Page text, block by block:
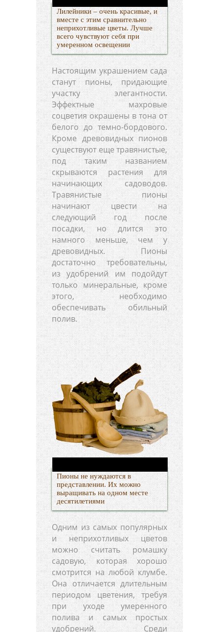
Лилейники – очень красивые, и
вместе с этим сравнительно
неприхотливые цветы. Лучше
всего чувствуют себя при
умеренном освещении
Настоящим украшением сада
станут пионы, придающие
участку элегантности.
Эффектные махровые
соцветия окрашены в тона от
белого до темно-бордового.
Кроме древовидных пионов
существуют еще травянистые,
под таким названием
скрываются растения для
начинающих садоводов.
Травянистые пионы
начинают цвести на
следующий год после
посадки, но длится это
намного меньше, чем у
древовидных. Пионы
достаточно требовательны,
из удобрений им подойдут
только минеральные, кроме
этого, необходимо
обеспечивать обильный
полив.
Пионы не нуждаются в
представлении. Их можно
выращивать на одном месте
десятилетиями
Одним из самых популярных
и неприхотливых цветов
можно считать ромашку
садовую, которая хорошо
смотрится на любой клумбе.
Она отличается длительным
периодом цветения, требуя
при уходе умеренного
полива и самых простых
удобрений. Среди